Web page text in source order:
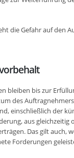
die Gefahr auf den
bleiben bis zur
des
einschließlich der
aus gleichzeitig
Das gilt auch,
Forderungen